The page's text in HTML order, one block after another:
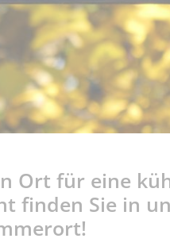
Ort für eine
finden Sie in